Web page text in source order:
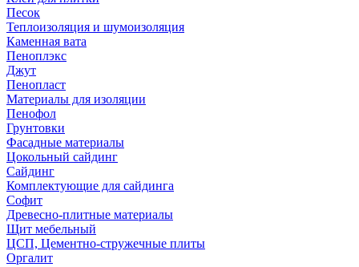
Песок
Теплоизоляция и шумоизоляция
Каменная вата
Пеноплэкс
Джут
Пенопласт
Материалы для изоляции
Пенофол
Грунтовки
Фасадные материалы
Цокольный сайдинг
Сайдинг
Комплектующие для сайдинга
Софит
Древесно-плитные материалы
Щит мебельный
ЦСП, Цементно-стружечные плиты
Оргалит